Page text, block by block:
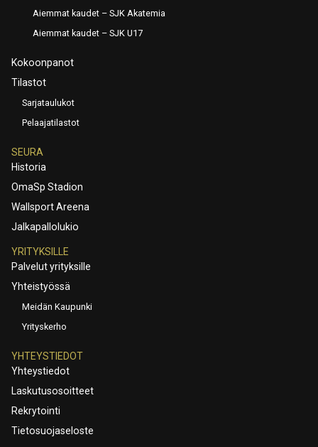
Aiemmat kaudet – SJK Akatemia
Aiemmat kaudet – SJK U17
Kokoonpanot
Tilastot
Sarjataulukot
Pelaajatilastot
SEURA
Historia
OmaSp Stadion
Wallsport Areena
Jalkapallolukio
YRITYKSILLE
Palvelut yrityksille
Yhteistyössä
Meidän Kaupunki
Yrityskerho
YHTEYSTIEDOT
Yhteystiedot
Laskutusosoitteet
Rekrytointi
Tietosuojaseloste